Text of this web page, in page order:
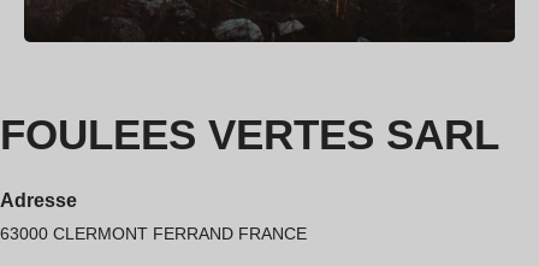
FOULEES VERTES SARL
Adresse
63000 CLERMONT FERRAND FRANCE